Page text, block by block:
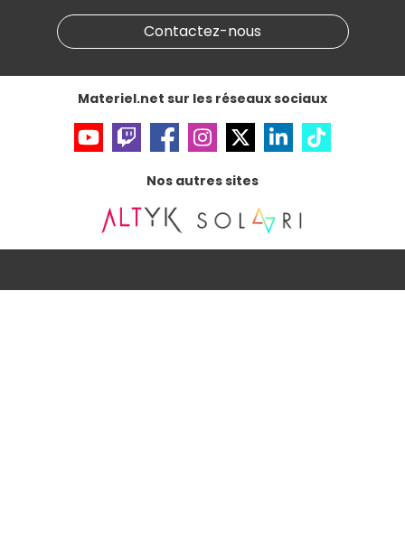
Partenariat & Sponsoring
Informations légales
Données personnellesetcookies
Accessibilité : non conforme
Contactez-nous
Materiel.net sur les réseaux sociaux
Nos autres sites